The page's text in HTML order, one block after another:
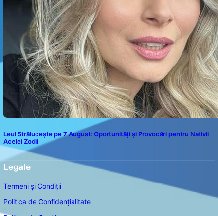
Leul Strălucește pe 7 August: Oportunități și Provocări pentru Nativii
Acelei Zodii
Legale
Termeni și Condiții
Politica de Confidențialitate